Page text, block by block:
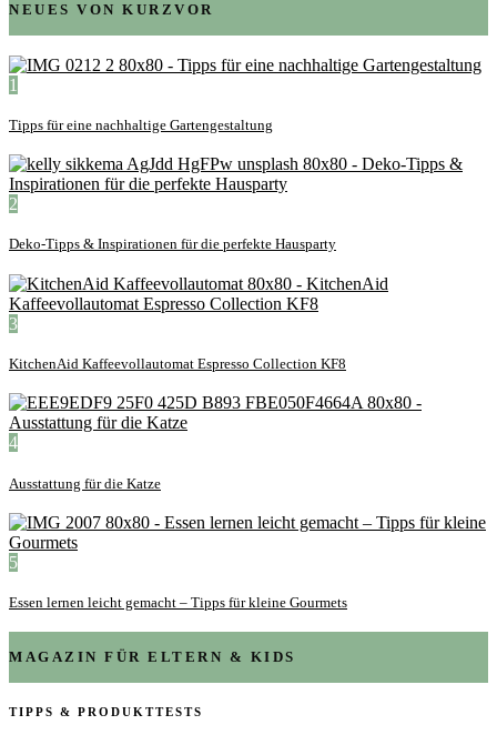
NEUES VON KURZVOR
1
Tipps für eine nachhaltige Gartengestaltung
2
Deko-Tipps & Inspirationen für die perfekte Hausparty
3
KitchenAid Kaffeevollautomat Espresso Collection KF8
4
Ausstattung für die Katze
5
Essen lernen leicht gemacht – Tipps für kleine Gourmets
MAGAZIN FÜR ELTERN & KIDS
TIPPS & PRODUKTTESTS